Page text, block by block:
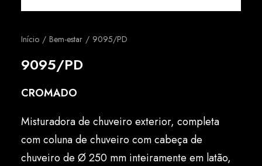
Início Bem-estar 9095/PD
9095/PD
CROMADO
Misturadora de chuveiro exterior, completa
com coluna de chuveiro com cabeça de
chuveiro de Ø 250 mm inteiramente em latão,